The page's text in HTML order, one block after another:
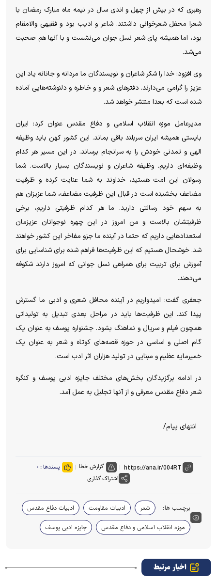
رهبری که در بیش از چهل و اندی سال در نیمه ماه مبارک رمضان با
شعرا محفل شعرخوانی داشتند. شاعر و ادیب بود و فقیهی والامقام
بود، اما همیشه پای شعر نسل جوان می‌نشست و با آنها هم صحبت
می‌شد.
وی افزود: خدا را شکر شاعران و نویسندگان ما مردانه و جانانه یاد این
عزیز را گرامی می‌دارند. دفتر‌های شعر و و خاطره و دلنوشته‌هایی آماده
شده است که بعدا منتشر خواهد شد.
مدیرعامل موزه انقلاب اسلامی و دفاع مقدس عنوان کرد: ایران
بایستی همیشه ایران سربلند باقی بماند. این کشور کهن باید وظیفه
الهی و تمدنی خودش را به سرانجام برساند. در این مسیر هر کدام
وظیفه‌ای داریم. وظیفه شاعران و نویسندگان بسیار بالاست. شما
رسولان این امت هستید، خداوند به شما عنایت کرده و ظرفیت
مضاعف بخشیده است در قبال این ظرفیت مضاعف، شما عزیزان هم
به سهم خود رسالتی دارید. ما هر کدام ظرفیتی داریم، برخی
ظرفیتشان بالاست و من امروز در این چهره نوجوانان عزیزمان
استعداد‌هایی داریم که حتما در آینده ما جزو مفاخر این کشور خواهند
شد. خوشحال هستیم که این ظرفیت‌ها فراهم شده برای شناسایی برای
آموزش برای تربیت برای همراهی نسل جوانی که امروز دارند شکوفه
می‌دهند.
جعفری گفت: امیدواریم در آینده محافل شعری و ادبی ما گسترش
پیدا کند. این ظرفیت‌ها باید در مراحل بعدی تبدیل به تولیداتی
همچون فیلم و سریال و نماهنگ بشود. جشنواره یوسف به عنوان یک
گام اصلی و اساسی در حوزه قصه‌های کوتاه و شعر به عنوان یک
خمیرمایه عظیم و مبنایی در تولید هزاران اثر ادب است.
در ادامه برگزیدگان بخش‌های مختلف جایزه ادبی یوسف و کنگره
شعر دفاع مقدس معرفی و از آنها تجلیل به عمل آمد.
انتهای پیام/
گزارش خطا پسندها : ۰
اشتراک گذاری
برچسب ها: شعر ادبیات مقاومت
ادبیات دفاع مقدس
موزه انقلاب اسلامی و دفاع مقدس
جایزه ادبی یوسف
اخبار مرتبط